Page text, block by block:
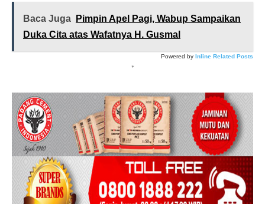
Baca Juga
Pimpin Apel Pagi, Wabup Sampaikan
Duka Cita atas Wafatnya H. Gusmal
Powered by Inline Related Posts
*